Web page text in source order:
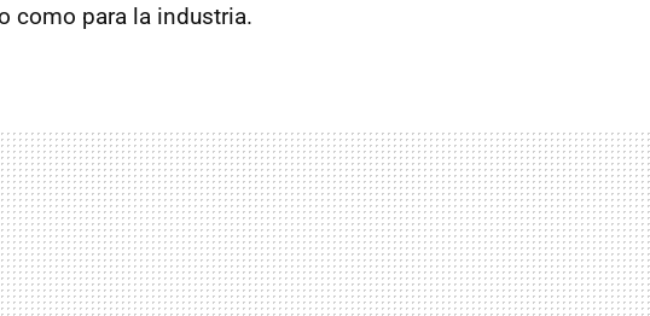
como para la industria.